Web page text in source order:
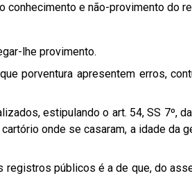
conhecimento e não-provimento do
lhe provimento.
porventura apresentem erros,
estipulando o art. 54, SS 7º,
onde se casaram, a idade da
públicos é a de que, do